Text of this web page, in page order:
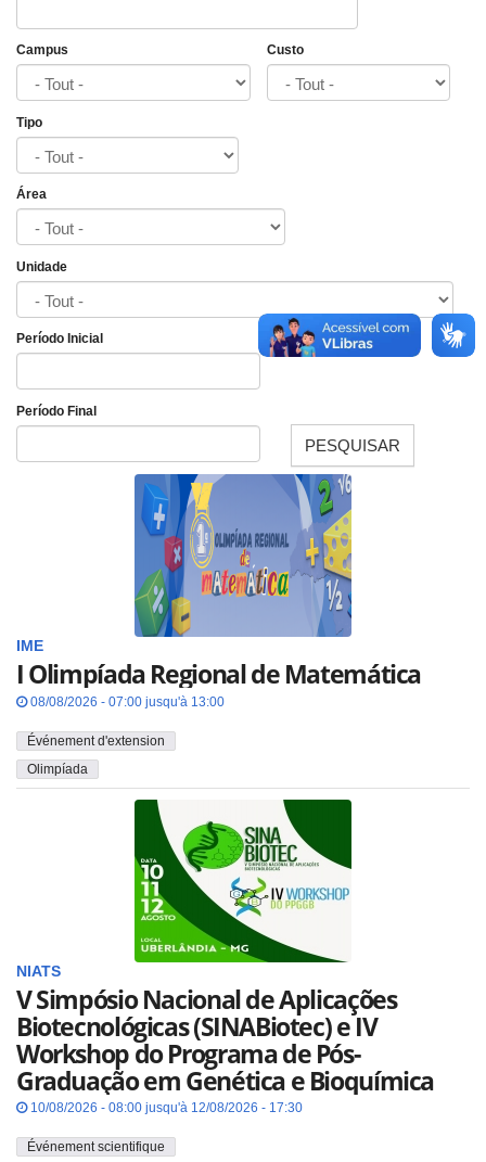
Campus Custo
Tipo
Área
Unidade
Período Inicial
Período Final
PESQUISAR
IME
I Olimpíada Regional de Matemática
08/08/2026 - 07:00 jusqu'à 13:00
Événement d'extension
Olimpíada
NIATS
V Simpósio Nacional de Aplicações
Biotecnológicas (SINABiotec) e IV
Workshop do Programa de Pós-
Graduação em Genética e Bioquímica
10/08/2026 - 08:00 jusqu'à 12/08/2026 - 17:30
Événement scientifique